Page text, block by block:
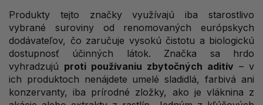
Produkty tejto značky využívajú iba starostlivo
vybrané suroviny od renomovaných európskych
dodávateľov, čo zaručuje vysokú čistotu a biologickú
dostupnosť účinných látok. Značka sa hrdo
vyhradzujú proti používaniu zbytočných aditív – v
ich produktoch nenájdete umelé sladidlá, farbivá ani
konzervanty, iba prírodné zložky, ako je vláknina z